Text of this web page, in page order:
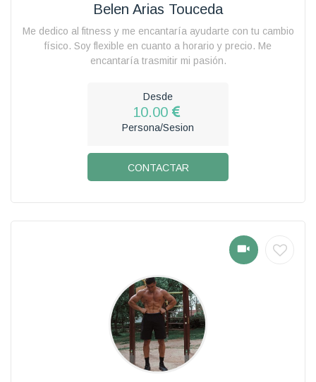
Belen Arias Touceda
Me dedico al fitness y me encantaría ayudarte con tu cambio
físico. Soy flexible en cuanto a horario y precio. Me
encantaría trasmitir mi pasión.
Desde
10.00
Persona/Sesion
CONTACTAR